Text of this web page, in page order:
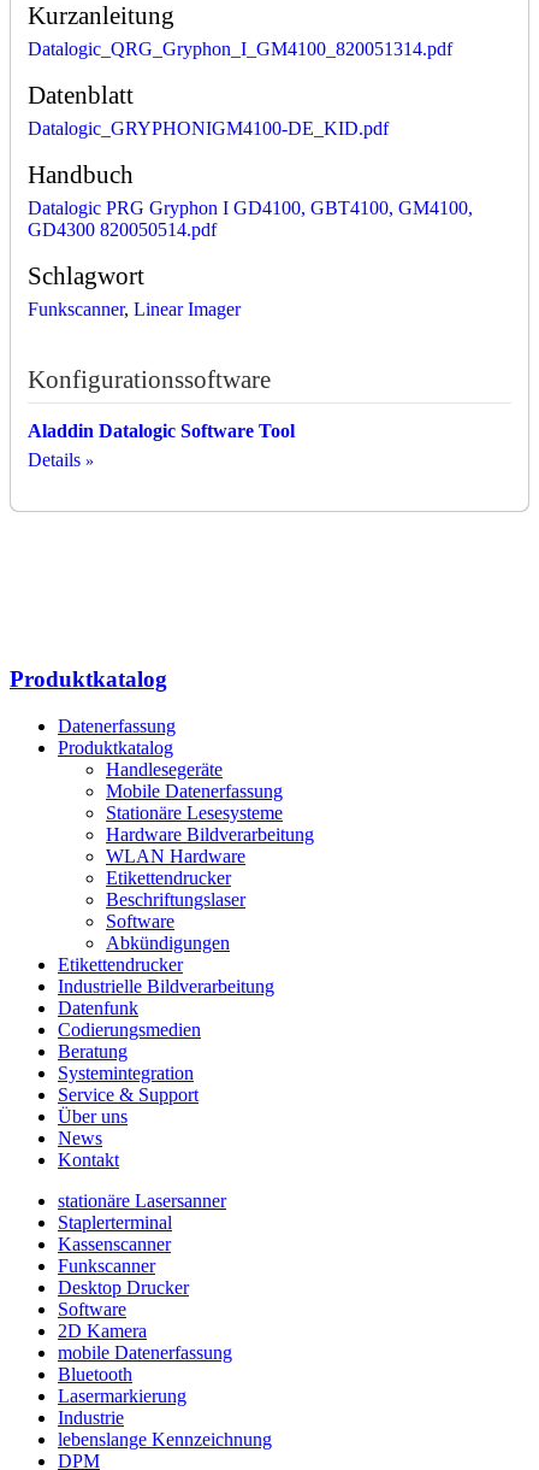
Kurzanleitung
Datalogic_QRG_Gryphon_I_GM4100_820051314.pdf
Datenblatt
Datalogic_GRYPHONIGM4100-DE_KID.pdf
Handbuch
Datalogic PRG Gryphon I GD4100, GBT4100, GM4100,
GD4300 820050514.pdf
Schlagwort
Funkscanner, Linear Imager
Konfigurationssoftware
Aladdin Datalogic Software Tool
Details
Produktkatalog
Datenerfassung
Produktkatalog
Handlesegeräte
Mobile Datenerfassung
Stationäre Lesesysteme
Hardware Bildverarbeitung
WLAN Hardware
Etikettendrucker
Beschriftungslaser
Software
Abkündigungen
Etikettendrucker
Industrielle Bildverarbeitung
Datenfunk
Codierungs­medien
Beratung
System­integration
Service & Support
Über uns
News
Kontakt
stationäre Lasersanner
Staplerterminal
Kassenscanner
Funkscanner
Desktop Drucker
Software
2D Kamera
mobile Datenerfassung
Bluetooth
Lasermarkierung
Industrie
lebenslange Kennzeichnung
DPM